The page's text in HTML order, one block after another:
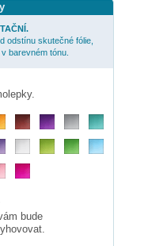
odstínu skutečné fólie,
barevném tónu.
bude